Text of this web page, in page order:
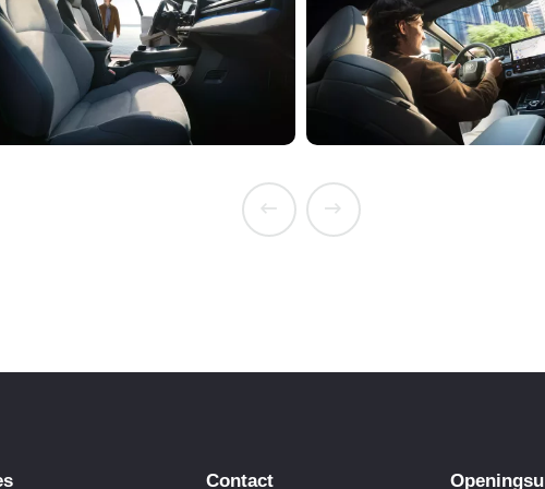
Contact